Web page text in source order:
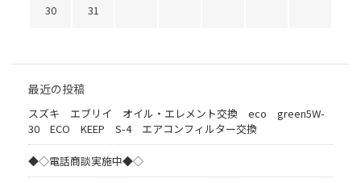
30
31
最近の投稿
スズキ エブリイ オイル・エレメント交換 eco green5W-
30 ECO KEEP S-4 エアコンフィルター交換
◆◇電話商談実施中◆◇